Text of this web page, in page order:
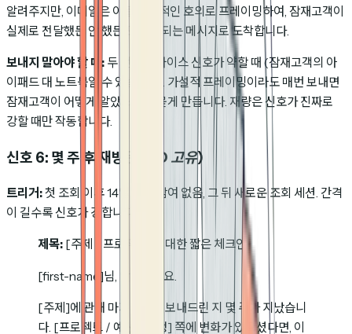
알려주지만, 이메일은 이를 가설적인 호의로 프레이밍하여, 잠재고객이
실제로 전달했든 안 했든 도움이 되는 메시지로 도착합니다.
보내지 말아야 할 때: 두 번째 디바이스 신호가 약할 때 (잠재고객의 아
이패드 대 노트북일 수 있습니다). 가설적 프레이밍이라도 매번 보내면
잠재고객이 어떻게 알았느냐고 묻게 만듭니다. 재량은 신호가 진짜로
강할 때만 작동합니다.
신호 6: 몇 주 후 재방문 (HD 고유)
트리거:첫 조회 이후 14일 이상 참여 없음, 그 뒤 새로운 조회 세션. 간격
이 길수록 신호가 강합니다.
제목: [주제 / 프로젝트]에 대한 짧은 체크인
[first-name]님, 안녕하세요.
[주제]에 관해 마지막으로 보내드린 지 몇 주가 지났습니
다. [프로젝트 / 예산 / 일정] 쪽에 변화가 있으셨다면, 이